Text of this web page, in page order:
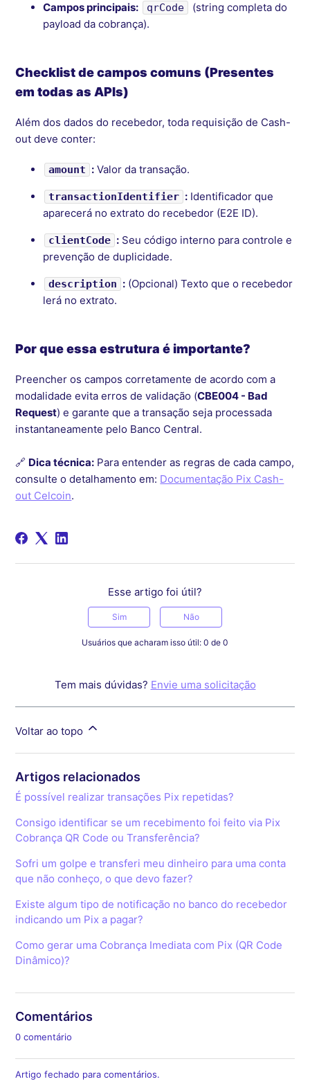
Campos principais: qrCode
(string completa do
payload da cobrança).
Checklist de campos comuns (Presentes
em todas as APIs)
Além dos dados do recebedor, toda requisição de Cash-
out deve conter:
amount : Valor da transação.
transactionIdentifier : Identificador que
aparecerá no extrato do recebedor (E2E ID).
clientCode : Seu código interno para controle e
prevenção de duplicidade.
description : (Opcional) Texto que o recebedor
lerá no extrato.
Por que essa estrutura é importante?
Preencher os campos corretamente de acordo com a
modalidade evita erros de validação (CBE004 - Bad
Request) e garante que a transação seja processada
instantaneamente pelo Banco Central.
🔗 Dica técnica: Para entender as regras de cada campo,
consulte o detalhamento em: Documentação Pix Cash-
out Celcoin.
Esse artigo foi útil?
Sim Não
Usuários que acharam isso útil: 0 de 0
Tem mais dúvidas? Envie uma solicitação
Voltar ao topo
Artigos relacionados
É possível realizar transações Pix repetidas?
Consigo identificar se um recebimento foi feito via Pix
Cobrança QR Code ou Transferência?
Sofri um golpe e transferi meu dinheiro para uma conta
que não conheço, o que devo fazer?
Existe algum tipo de notificação no banco do recebedor
indicando um Pix a pagar?
Como gerar uma Cobrança Imediata com Pix (QR Code
Dinâmico)?
Comentários
0 comentário
Artigo fechado para comentários.